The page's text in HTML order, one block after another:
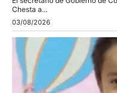
Chesta a...
03/08/2026